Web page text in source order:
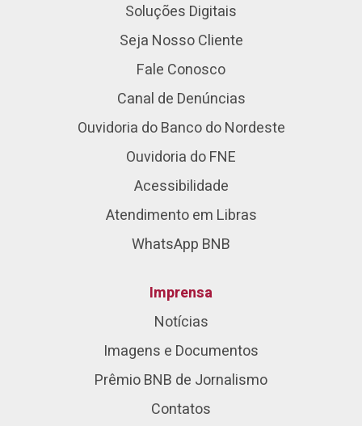
Soluções Digitais
Seja Nosso Cliente
Fale Conosco
Canal de Denúncias
Ouvidoria do Banco do Nordeste
Ouvidoria do FNE
Acessibilidade
Atendimento em Libras
WhatsApp BNB
Imprensa
Notícias
Imagens e Documentos
Prêmio BNB de Jornalismo
Contatos